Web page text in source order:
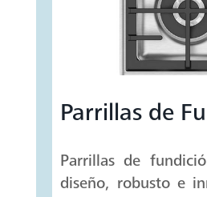
Parrillas de
Parrillas de
diseño, robusto e